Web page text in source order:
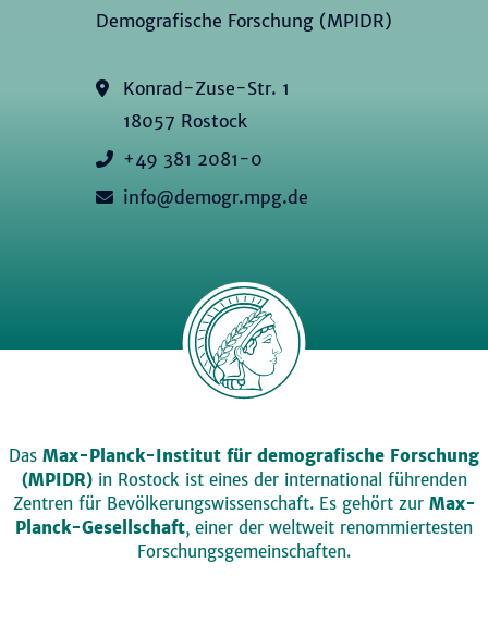
Demografische Forschung (MPIDR)
Konrad-Zuse-Str. 1
18057 Rostock
+49 381 2081-0
info@demogr.mpg.de
Das Max-Planck-Institut für demografische Forschung
(MPIDR)in Rostock ist eines der international führenden
Zentren für Bevölkerungswissenschaft. Es gehört zur Max-
Planck-Gesellschaft, einer der weltweit renommiertesten
Forschungsgemeinschaften.